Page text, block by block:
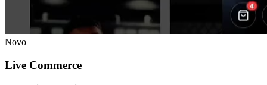
Novo
Live Commerce